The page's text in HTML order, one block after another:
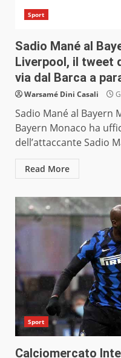
Sport
Sadio Mané al
Liverpool, il tweet
via dal Barca a
Warsamé Dini Casali
Sadio Mané al Bayern
Bayern Monaco ha
dell’attaccante Sadio
Read More
Sport
Calciomercato